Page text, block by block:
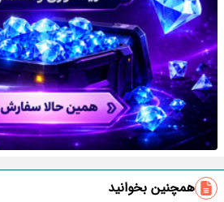
همچنین بخوانید